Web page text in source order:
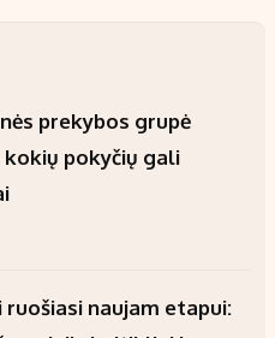
prekybos grupė
pokyčių gali
naujam etapui: